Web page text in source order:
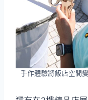
手作體驗將飯店空間